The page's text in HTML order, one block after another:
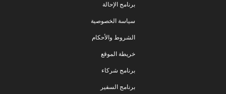
برنامج الإحالة
سياسة الخصوصية
الشروط والأحكام
خريطة الموقع
برنامج شركاء
برنامج السفير